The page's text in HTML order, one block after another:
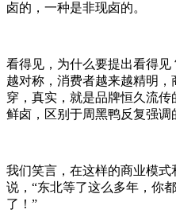
卤的，一种是非现卤的。
看得见，为什么要提出看得
越对称，消费者越来越精明
穿，真实，就是品牌恒久流
鲜卤，区别于周黑鸭反复强调
我们笑言，在这样的商业模
说， “东北等了这么多年，你
了！ ”